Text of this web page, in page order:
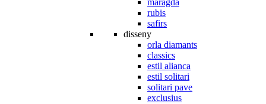
maragda
rubis
safirs
disseny
orla diamants
classics
estil alianca
estil solitari
solitari pave
exclusius